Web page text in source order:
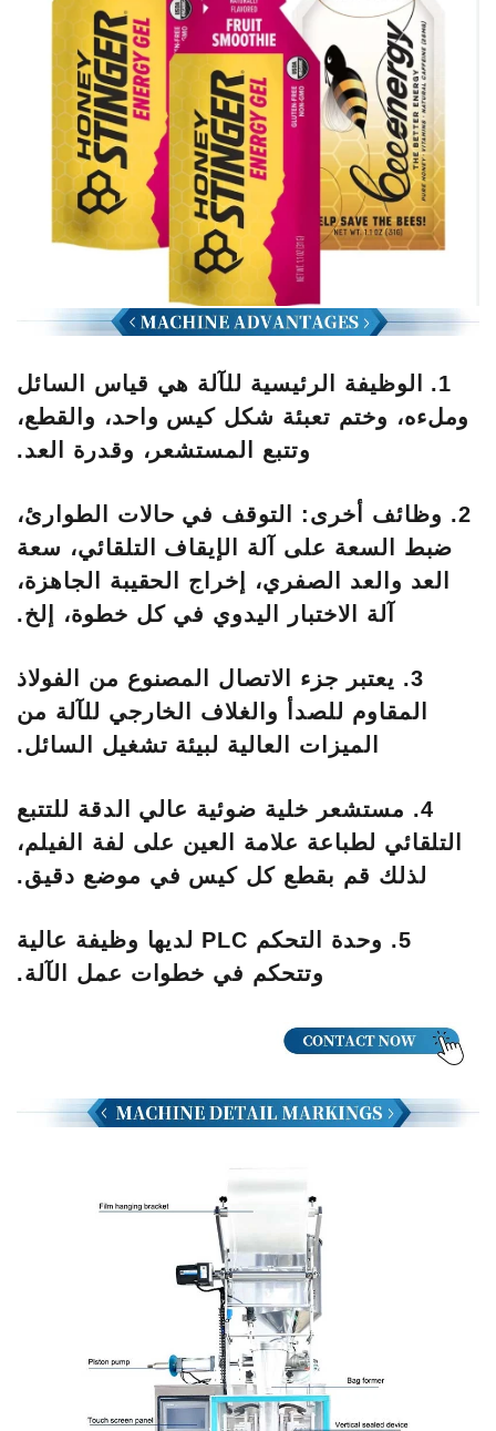
1. الوظيفة الرئيسية للآلة هي قياس السائل
وملءه، وختم تعبئة شكل كيس واحد، والقطع،
وتتبع المستشعر، وقدرة العد.
2. وظائف أخرى: التوقف في حالات الطوارئ،
ضبط السعة على آلة الإيقاف التلقائي، سعة
العد والعد الصفري، إخراج الحقيبة الجاهزة،
آلة الاختبار اليدوي في كل خطوة، إلخ.
3. يعتبر جزء الاتصال المصنوع من الفولاذ
المقاوم للصدأ والغلاف الخارجي للآلة من
الميزات العالية لبيئة تشغيل السائل.
4. مستشعر خلية ضوئية عالي الدقة للتتبع
التلقائي لطباعة علامة العين على لفة الفيلم،
لذلك قم بقطع كل كيس في موضع دقيق.
5. وحدة التحكم PLC لديها وظيفة عالية
وتتحكم في خطوات عمل الآلة.